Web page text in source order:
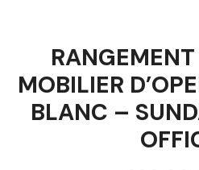
MOBILIER
BLANC –